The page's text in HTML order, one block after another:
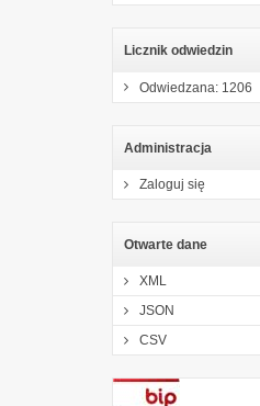
Licznik odwiedzin
Odwiedzana: 1206
Administracja
Zaloguj się
Otwarte dane
XML
JSON
CSV